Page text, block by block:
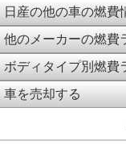
日産の他の車の燃費
他のメーカーの燃費
ボディタイプ別燃費
車を売却する